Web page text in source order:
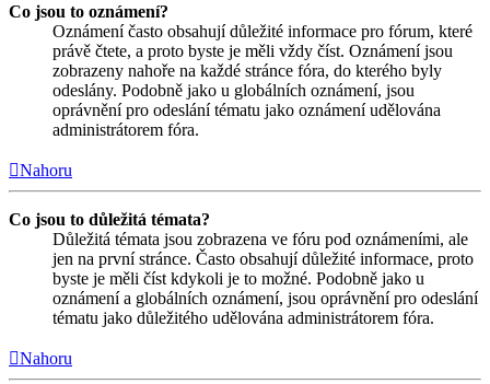
Co jsou to oznámení?
Oznámení často obsahují důležité informace pro fórum, které
právě čtete, a proto byste je měli vždy číst. Oznámení jsou
zobrazeny nahoře na každé stránce fóra, do kterého byly
odeslány. Podobně jako u globálních oznámení, jsou
oprávnění pro odeslání tématu jako oznámení udělována
administrátorem fóra.
Nahoru
Co jsou to důležitá témata?
Důležitá témata jsou zobrazena ve fóru pod oznámeními, ale
jen na první stránce. Často obsahují důležité informace, proto
byste je měli číst kdykoli je to možné. Podobně jako u
oznámení a globálních oznámení, jsou oprávnění pro odeslání
tématu jako důležitého udělována administrátorem fóra.
Nahoru